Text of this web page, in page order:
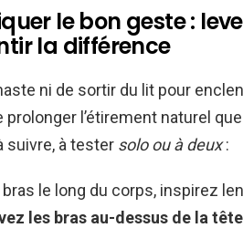
le bon geste :
la différence
ni de sortir du lit pour
prolonger l’étirement naturel
suivre, à tester solo ou à deux:
le long du corps, inspirez
les bras au-dessus de la tête